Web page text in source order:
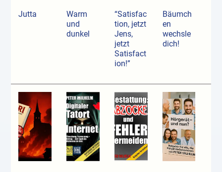
Jutta
Warm
und
dunkel
“Satisfac
tion, jetzt
Jens,
jetzt
Satisfact
ion!”
Bäumch
en
wechsle
dich!